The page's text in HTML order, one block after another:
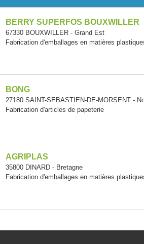
BERRY SUPERFOS BOUXWILLER
67330 BOUXWILLER - Grand Est
Fabrication d'emballages en matières
BONG
27180 SAINT-SEBASTIEN-DE-MORSENT -
Fabrication d'articles de papeterie
AGRIPLAS
35800 DINARD - Bretagne
Fabrication d'emballages en matières